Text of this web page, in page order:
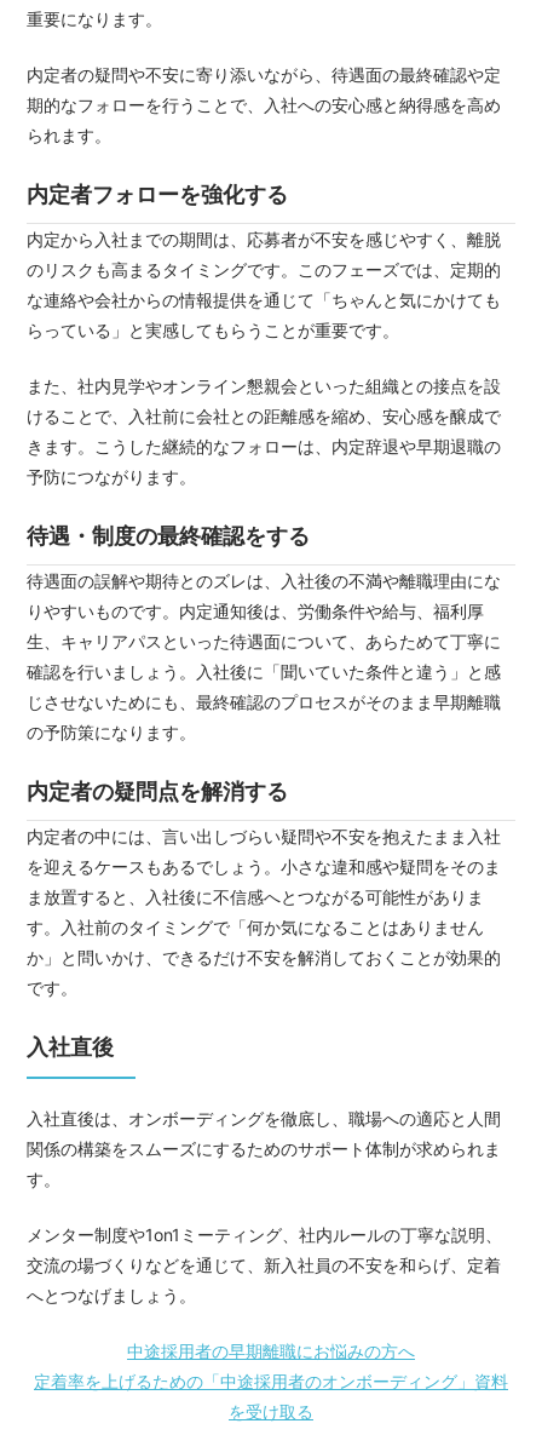
重要になります。
内定者の疑問や不安に寄り添いながら、待遇面の最終確認や定
期的なフォローを行うことで、入社への安心感と納得感を高め
られます。
内定者フォローを強化する
内定から入社までの期間は、応募者が不安を感じやすく、離脱
のリスクも高まるタイミングです。このフェーズでは、定期的
な連絡や会社からの情報提供を通じて「ちゃんと気にかけても
らっている」と実感してもらうことが重要です。
また、社内見学やオンライン懇親会といった組織との接点を設
けることで、入社前に会社との距離感を縮め、安心感を醸成で
きます。こうした継続的なフォローは、内定辞退や早期退職の
予防につながります。
待遇・制度の最終確認をする
待遇面の誤解や期待とのズレは、入社後の不満や離職理由にな
りやすいものです。内定通知後は、労働条件や給与、福利厚
生、キャリアパスといった待遇面について、あらためて丁寧に
確認を行いましょう。入社後に「聞いていた条件と違う」と感
じさせないためにも、最終確認のプロセスがそのまま早期離職
の予防策になります。
内定者の疑問点を解消する
内定者の中には、言い出しづらい疑問や不安を抱えたまま入社
を迎えるケースもあるでしょう。小さな違和感や疑問をそのま
ま放置すると、入社後に不信感へとつながる可能性がありま
す。入社前のタイミングで「何か気になることはありません
か」と問いかけ、できるだけ不安を解消しておくことが効果的
です。
入社直後
入社直後は、オンボーディングを徹底し、職場への適応と人間
関係の構築をスムーズにするためのサポート体制が求められま
す。
メンター制度や1on1ミーティング、社内ルールの丁寧な説明、
交流の場づくりなどを通じて、新入社員の不安を和らげ、定着
へとつなげましょう。
中途採用者の早期離職にお悩みの方へ
定着率を上げるための「中途採用者のオンボーディング」資料
を受け取る